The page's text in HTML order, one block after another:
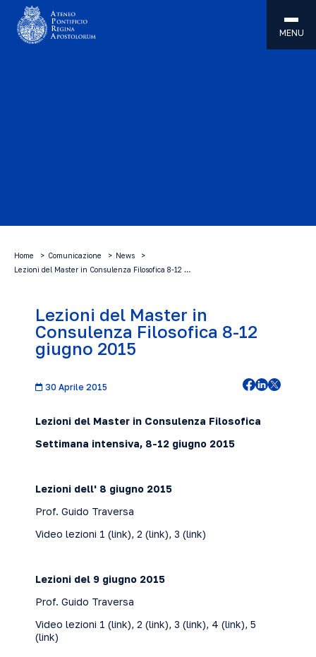
MENU
Home Comunicazione
News
Lezioni del Master in Consulenza Filosofica 8-12 …
Lezioni del Master in
Consulenza Filosofica 8-12
giugno 2015
30 Aprile 2015
Lezioni del Master in Consulenza Filosofica
Settimana intensiva, 8-12 giugno 2015
Lezioni dell' 8 giugno 2015
Prof. Guido Traversa
Video lezioni 1 (link), 2 (link), 3 (link)
Lezioni del 9 giugno 2015
Prof. Guido Traversa
Video lezioni 1 (link), 2 (link), 3 (link), 4 (link), 5
(link)